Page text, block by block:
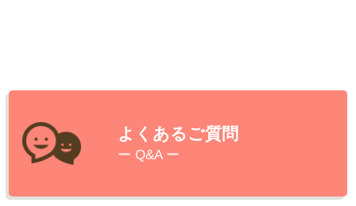
よくあるご質問
ー Q&A ー